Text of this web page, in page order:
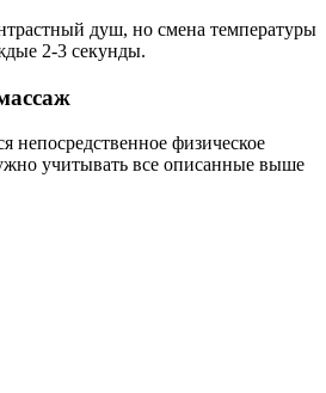
душ, но смена температуры
2-3 секунды.
непосредственное физическое
учитывать все описанные выше